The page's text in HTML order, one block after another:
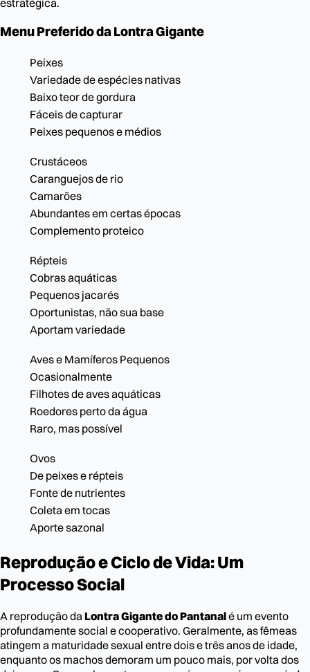
Menu Preferido da Lontra Gigante
Peixes
Variedade de espécies nativas
Baixo teor de gordura
Fáceis de capturar
Peixes pequenos e médios
Crustáceos
Caranguejos de rio
Camarões
Abundantes em certas épocas
Complemento proteico
Répteis
Cobras aquáticas
Pequenos jacarés
Oportunistas, não sua base
Aportam variedade
Aves e Mamíferos Pequenos
Ocasionalmente
Filhotes de aves aquáticas
Roedores perto da água
Raro, mas possível
Ovos
De peixes e répteis
Fonte de nutrientes
Coleta em tocas
Aporte sazonal
Reprodução e Ciclo de Vida: Um
Processo Social
A reprodução da Lontra Gigante do Pantanalé um evento
profundamente social e cooperativo. Geralmente, as fêmeas
atingem a maturidade sexual entre dois e três anos de idade,
enquanto os machos demoram um pouco mais, por volta dos